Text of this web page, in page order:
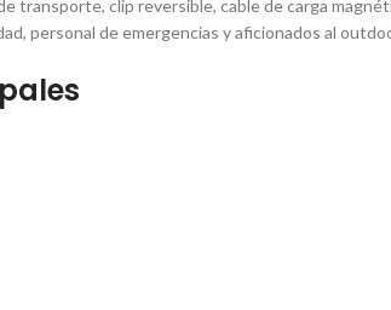
transporte, clip reversible, cable de carga
personal de emergencias y aficionados al